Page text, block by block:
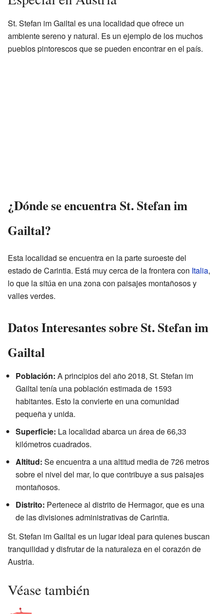
St. Stefan im Gailtal es una localidad que ofrece un
ambiente sereno y natural. Es un ejemplo de los muchos
pueblos pintorescos que se pueden encontrar en el país.
¿Dónde se encuentra St. Stefan im
Gailtal?
Esta localidad se encuentra en la parte suroeste del
estado de Carintia. Está muy cerca de la frontera con Italia,
lo que la sitúa en una zona con paisajes montañosos y
valles verdes.
Datos Interesantes sobre St. Stefan im
Gailtal
Población: A principios del año 2018, St. Stefan im
Gailtal tenía una población estimada de 1593
habitantes. Esto la convierte en una comunidad
pequeña y unida.
Superficie: La localidad abarca un área de 66,33
kilómetros cuadrados.
Altitud: Se encuentra a una altitud media de 726 metros
sobre el nivel del mar, lo que contribuye a sus paisajes
montañosos.
Distrito: Pertenece al distrito de Hermagor, que es una
de las divisiones administrativas de Carintia.
St. Stefan im Gailtal es un lugar ideal para quienes buscan
tranquilidad y disfrutar de la naturaleza en el corazón de
Austria.
Véase también